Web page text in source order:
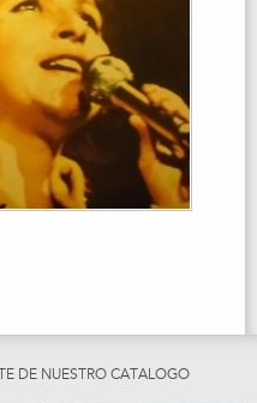
DE NUESTRO CATÁLOGO